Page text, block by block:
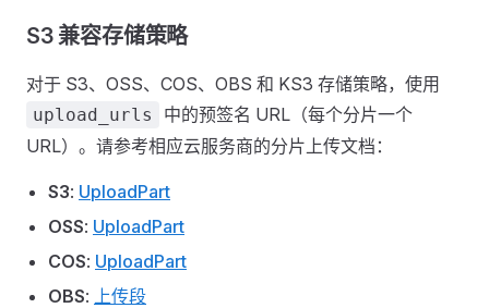
S3 兼容存储策略
对于 S3、OSS、COS、OBS 和 KS3 存储策略，使用
upload_urls
中的预签名 URL（每个分片一个
URL）。请参考相应云服务商的分片上传文档：
S3: UploadPart
OSS: UploadPart
COS: UploadPart
OBS: 上传段